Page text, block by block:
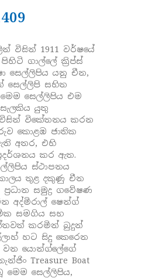
විසින් 1911 වර්ෂයේ
ගාල්ලේ ක්‍රිප්ස්
සෙල්ලිපිය යනු චීන,
සෙල්ලිපි සහිත
සෙල්ලිපිය එම
යුතු
විසින් විකේතනය කරන
කොළඹ ජාතික
අතර, එහි
කර ඇත.
ස්ථාපනය
කාලය තුළ දකුණු චීන
සමුද්‍ර ගවේෂණ
අද්මිරාල් ෂෙන්ග්
සමගිය සහ
කරමින් බුදුන්
හට සිදු කෙරෙන
වන යොන්ග්ලේගේ
Treasure Boat
මෙම සෙල්ලිපිය,